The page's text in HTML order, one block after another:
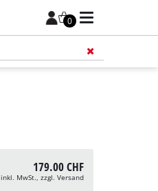
0
179.00 CHF
inkl. MwSt., zzgl. Versand